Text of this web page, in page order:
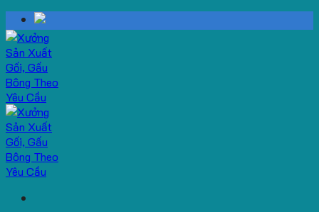
Skip
to
content